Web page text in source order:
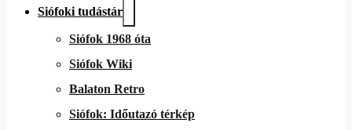
Siófoki tudástár
Siófok 1968 óta
Siófok Wiki
Balaton Retro
Siófok: Időutazó térkép